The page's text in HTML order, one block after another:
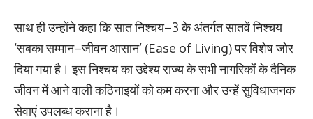
साथ ही उन्होंने कहा कि सात निश्चय–3 के अंतर्गत सातवें निश्चय
‘सबका सम्मान–जीवन आसान’ (Ease of Living) पर विशेष जोर
दिया गया है। इस निश्चय का उद्देश्य राज्य के सभी नागरिकों के दैनिक
जीवन में आने वाली कठिनाइयों को कम करना और उन्हें सुविधाजनक
सेवाएं उपलब्ध कराना है।